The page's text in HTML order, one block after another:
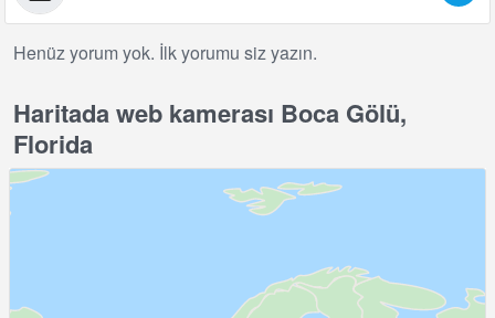
Henüz yorum yok. İlk yorumu siz yazın.
Haritada web kamerası Boca Gölü,
Florida